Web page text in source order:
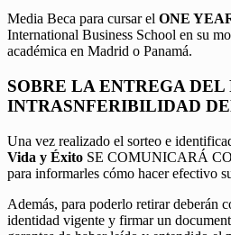
Media Beca para cursar el ONE
International Business School en su
académica en Madrid o Panamá.
SOBRE LA ENTREGA
INTRASNFERIBILIDAD
Una vez realizado el sorteo e
Vida y Éxito SE COMUNICARÁ
para informarles cómo hacer efectivo
Además, para poderlo retirar deberán
identidad vigente y firmar un